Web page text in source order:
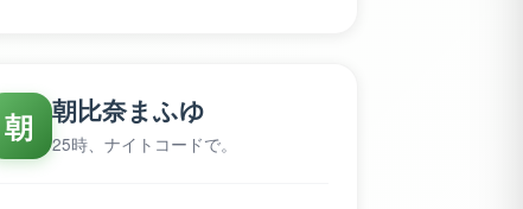
朝 朝比奈まふゆ
25時、ナイトコードで。